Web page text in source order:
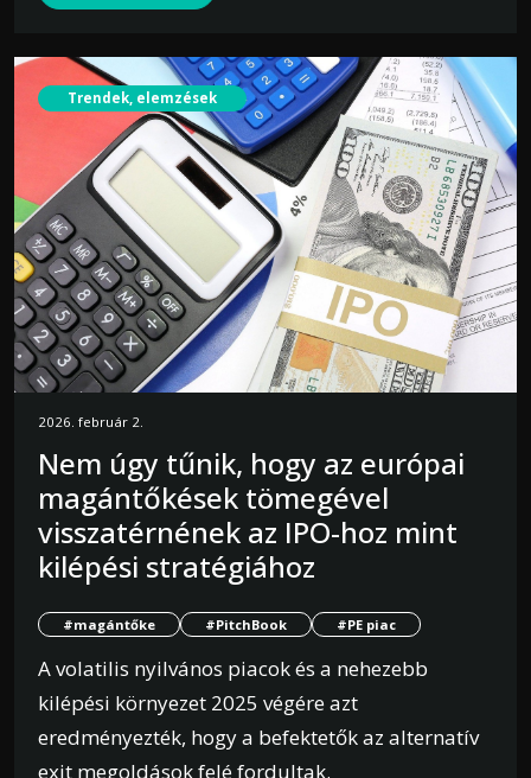
Trendek, elemzések
2026. február 2.
Nem úgy tűnik, hogy az európai
magántőkések tömegével
visszatérnének az IPO-hoz mint
kilépési stratégiához
#magántőke #PitchBook #PE piac
A volatilis nyilvános piacok és a nehezebb
kilépési környezet 2025 végére azt
eredményezték, hogy a befektetők az alternatív
exit megoldások felé fordultak.